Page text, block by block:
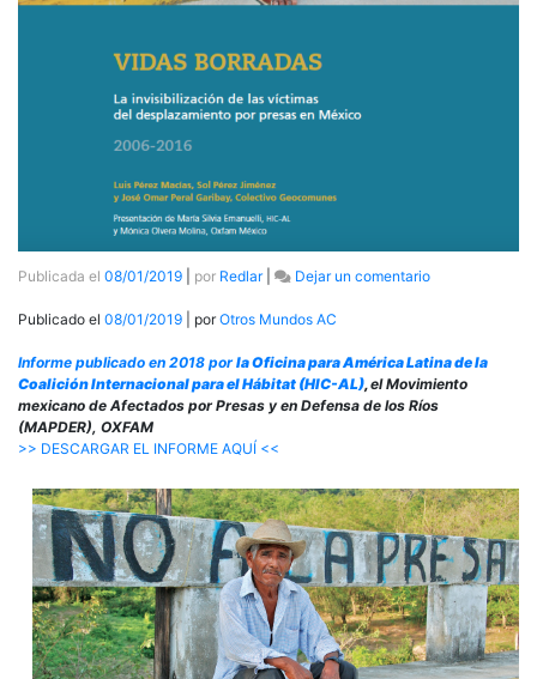
Publicada el 08/01/2019 por Redlar| Dejar un comentarioen
La
invisibilización
de
desplazamiento
por
presas
en
México
Publicado el 08/01/2019 | porOtros Mundos AC
Informe publicado en 2018 porlaOficina para América Latina de la
Coalición Internacional para el Hábitat (HIC-AL), el Movimiento
mexicano de Afectados por Presas y en Defensa de los Ríos
(MAPDER), OXFAM
>> DESCARGAR EL INFORME AQUÍ <<